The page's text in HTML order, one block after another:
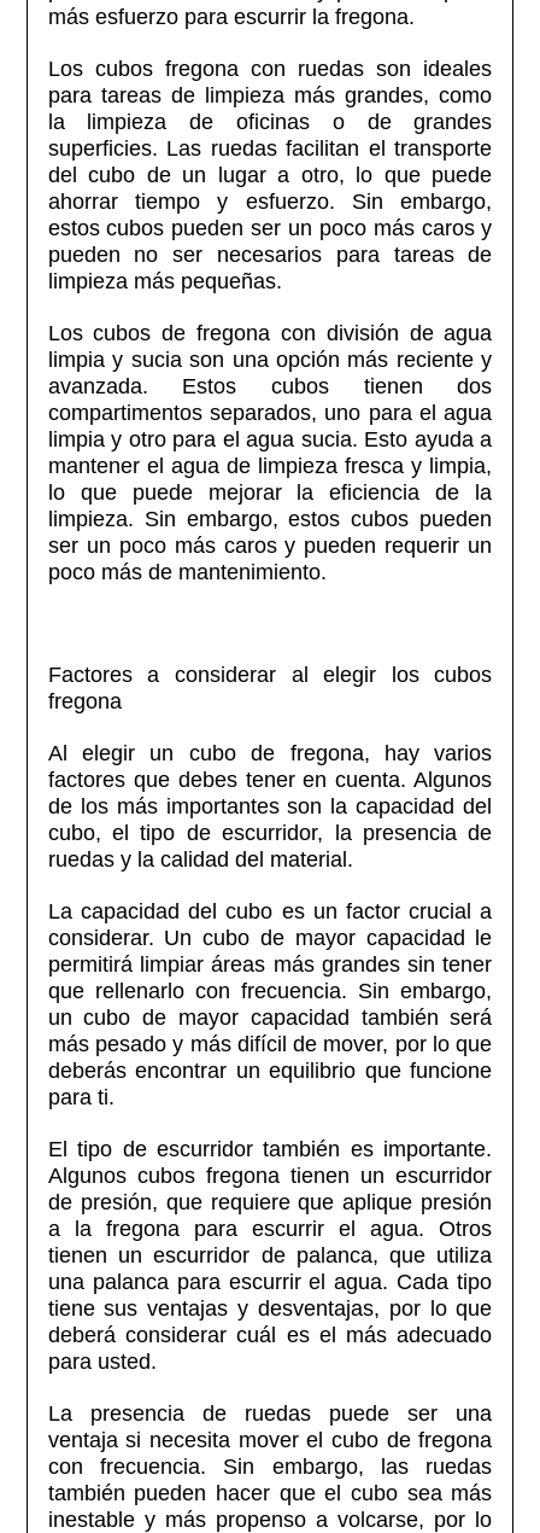
más esfuerzo para escurrir la fregona.
Los cubos fregona con ruedas son ideales
para tareas de limpieza más grandes, como
la limpieza de oficinas o de grandes
superficies. Las ruedas facilitan el transporte
del cubo de un lugar a otro, lo que puede
ahorrar tiempo y esfuerzo. Sin embargo,
estos cubos pueden ser un poco más caros y
pueden no ser necesarios para tareas de
limpieza más pequeñas.
Los cubos de fregona con división de agua
limpia y sucia son una opción más reciente y
avanzada. Estos cubos tienen dos
compartimentos separados, uno para el agua
limpia y otro para el agua sucia. Esto ayuda a
mantener el agua de limpieza fresca y limpia,
lo que puede mejorar la eficiencia de la
limpieza. Sin embargo, estos cubos pueden
ser un poco más caros y pueden requerir un
poco más de mantenimiento.
Factores a considerar al elegir los cubos
fregona
Al elegir un cubo de fregona, hay varios
factores que debes tener en cuenta. Algunos
de los más importantes son la capacidad del
cubo, el tipo de escurridor, la presencia de
ruedas y la calidad del material.
La capacidad del cubo es un factor crucial a
considerar. Un cubo de mayor capacidad le
permitirá limpiar áreas más grandes sin tener
que rellenarlo con frecuencia. Sin embargo,
un cubo de mayor capacidad también será
más pesado y más difícil de mover, por lo que
deberás encontrar un equilibrio que funcione
para ti.
El tipo de escurridor también es importante.
Algunos cubos fregona tienen un escurridor
de presión, que requiere que aplique presión
a la fregona para escurrir el agua. Otros
tienen un escurridor de palanca, que utiliza
una palanca para escurrir el agua. Cada tipo
tiene sus ventajas y desventajas, por lo que
deberá considerar cuál es el más adecuado
para usted.
La presencia de ruedas puede ser una
ventaja si necesita mover el cubo de fregona
con frecuencia. Sin embargo, las ruedas
también pueden hacer que el cubo sea más
inestable y más propenso a volcarse, por lo